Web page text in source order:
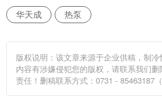
华天成 热泵
版权说明：该文章来源于企业供稿，制
内容有涉嫌侵犯您的版权，请联系我们
责任！删稿联系方式：0731 - 85463187